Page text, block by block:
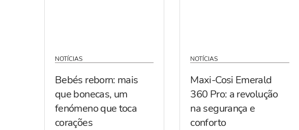
NOTÍCIAS
Bebés reborn: mais
que bonecas, um
fenómeno que toca
corações
NOTÍCIAS
Maxi-Cosi Emerald
360 Pro: a revolução
na segurança e
conforto